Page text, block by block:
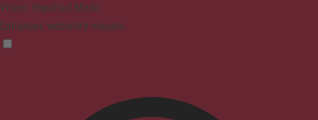
Vision Impaired Mode
Enhances website's visuals